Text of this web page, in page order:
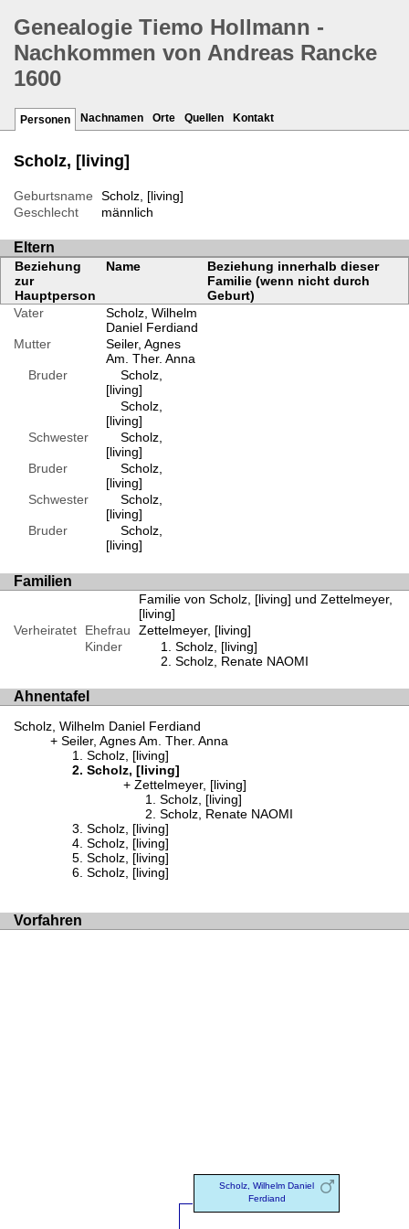
Genealogie Tiemo Hollmann -
Nachkommen von Andreas Rancke
1600
Personen Nachnamen Orte Quellen Kontakt
Scholz, [living]
Geburtsname
Scholz, [living]
Geschlecht
männlich
Eltern
Beziehung
zur
Hauptperson
Name
Beziehung innerhalb dieser
Familie (wenn nicht durch
Geburt)
Vater
Scholz, Wilhelm
Daniel Ferdiand
Mutter
Seiler, Agnes
Am. Ther. Anna
Bruder
Scholz,
[living]
Scholz,
[living]
Schwester
Scholz,
[living]
Bruder
Scholz,
[living]
Schwester
Scholz,
[living]
Bruder
Scholz,
[living]
Familien
Familie von Scholz, [living] und Zettelmeyer,
[living]
Verheiratet
Ehefrau
Zettelmeyer, [living]
Kinder
Scholz, [living]
Scholz, Renate NAOMI
Ahnentafel
Scholz, Wilhelm Daniel Ferdiand
Seiler, Agnes Am. Ther. Anna
Scholz, [living]
Scholz, [living]
Zettelmeyer, [living]
Scholz, [living]
Scholz, Renate NAOMI
Scholz, [living]
Scholz, [living]
Scholz, [living]
Scholz, [living]
Vorfahren
Scholz, Wilhelm Daniel
Ferdiand